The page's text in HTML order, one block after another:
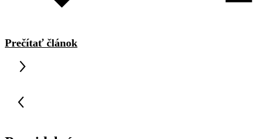
Prečítať článok